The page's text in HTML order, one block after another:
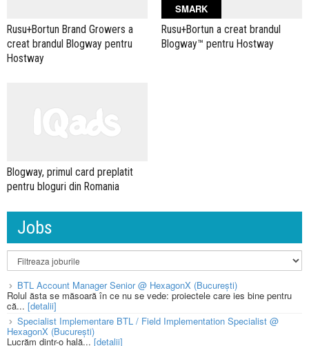
Rusu+Bortun Brand Growers a
creat brandul Blogway pentru
Hostway
SMARK
Rusu+Bortun a creat brandul
Blogway™ pentru Hostway
Blogway, primul card preplatit
pentru bloguri din Romania
Jobs
BTL Account Manager Senior @ HexagonX (București)
Rolul ăsta se măsoară în ce nu se vede: proiectele care ies bine pentru
că... [detalii]
Specialist Implementare BTL / Field Implementation Specialist @
HexagonX (București)
Lucrăm dintr-o hală... [detalii]